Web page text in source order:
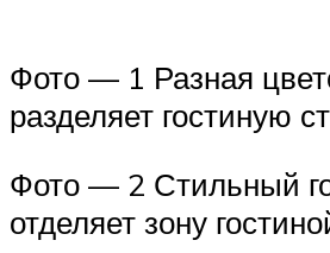
Фото — 1 Разная
разделяет гостиную
Фото — 2 Стильный
отделяет зону